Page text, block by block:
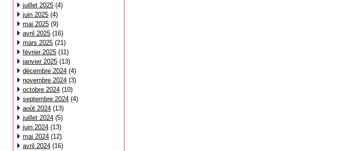
juillet 2025 (4)
juin 2025 (4)
mai 2025 (9)
avril 2025 (16)
mars 2025 (21)
février 2025 (11)
janvier 2025 (13)
décembre 2024 (4)
novembre 2024 (3)
octobre 2024 (10)
septembre 2024 (4)
août 2024 (13)
juillet 2024 (5)
juin 2024 (13)
mai 2024 (12)
avril 2024 (16)